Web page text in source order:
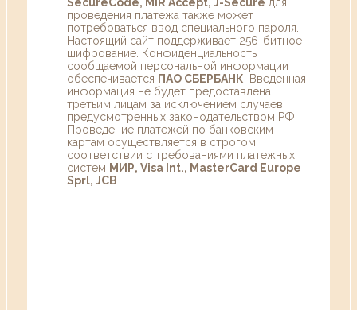
проведения платежа также может
потребоваться ввод специального пароля.
Настоящий сайт поддерживает 256-битное
шифрование. Конфиденциальность
сообщаемой персональной информации
обеспечивается ПАО СБЕРБАНК . Введенная
информация не будет предоставлена
третьим лицам за исключением случаев,
предусмотренных законодательством РФ.
Проведение платежей по банковским
картам осуществляется в строгом
соответствии с требованиями платежных
систем МИР, Visa Int., MasterCard Europe
Sprl, JCB